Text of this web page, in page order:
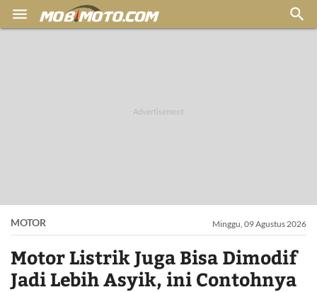
 
MOTOR Minggu, 09 Agustus 2026
Motor Listrik Juga Bisa Dimodif
Jadi Lebih Asyik, ini Contohnya